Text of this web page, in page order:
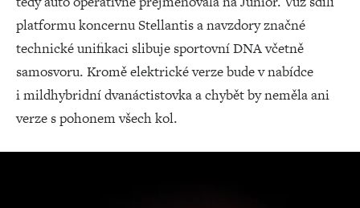
platformu koncernu Stellantis a navzdory značné
technické unifikaci slibuje sportovní DNA včetně
samosvoru. Kromě elektrické verze bude v nabídce
i mildhybridní dvanáctistovka a chybět by neměla ani
verze s pohonem všech kol.